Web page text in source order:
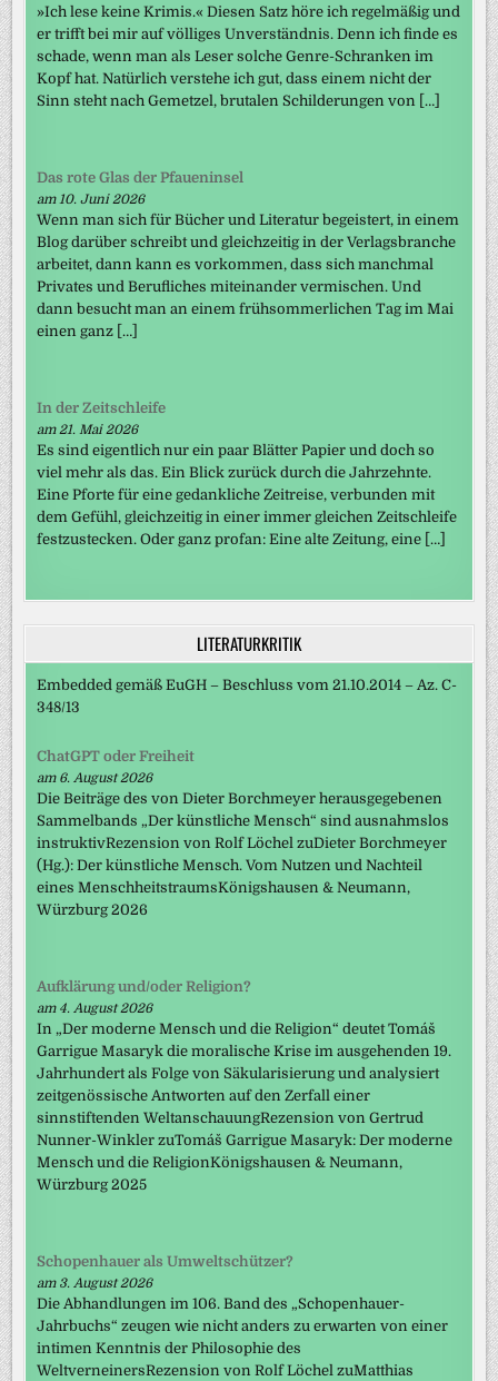
»Ich lese keine Krimis.« Diesen Satz höre ich regelmäßig und
er trifft bei mir auf völliges Unverständnis. Denn ich finde es
schade, wenn man als Leser solche Genre-Schranken im
Kopf hat. Natürlich verstehe ich gut, dass einem nicht der
Sinn steht nach Gemetzel, brutalen Schilderungen von […]
Das rote Glas der Pfaueninsel
am 10. Juni 2026
Wenn man sich für Bücher und Literatur begeistert, in einem
Blog darüber schreibt und gleichzeitig in der Verlagsbranche
arbeitet, dann kann es vorkommen, dass sich manchmal
Privates und Berufliches miteinander vermischen. Und
dann besucht man an einem frühsommerlichen Tag im Mai
einen ganz […]
In der Zeitschleife
am 21. Mai 2026
Es sind eigentlich nur ein paar Blätter Papier und doch so
viel mehr als das. Ein Blick zurück durch die Jahrzehnte.
Eine Pforte für eine gedankliche Zeitreise, verbunden mit
dem Gefühl, gleichzeitig in einer immer gleichen Zeitschleife
festzustecken. Oder ganz profan: Eine alte Zeitung, eine […]
LITERATURKRITIK
Embedded gemäß EuGH – Beschluss vom 21.10.2014 – Az. C-
348/13
ChatGPT oder Freiheit
am 6. August 2026
Die Beiträge des von Dieter Borchmeyer herausgegebenen
Sammelbands „Der künstliche Mensch“ sind ausnahmslos
instruktivRezension von Rolf Löchel zuDieter Borchmeyer
(Hg.): Der künstliche Mensch. Vom Nutzen und Nachteil
eines MenschheitstraumsKönigshausen & Neumann,
Würzburg 2026
Aufklärung und/oder Religion?
am 4. August 2026
In „Der moderne Mensch und die Religion“ deutet Tomáš
Garrigue Masaryk die moralische Krise im ausgehenden 19.
Jahrhundert als Folge von Säkularisierung und analysiert
zeitgenössische Antworten auf den Zerfall einer
sinnstiftenden WeltanschauungRezension von Gertrud
Nunner-Winkler zuTomáš Garrigue Masaryk: Der moderne
Mensch und die ReligionKönigshausen & Neumann,
Würzburg 2025
Schopenhauer als Umweltschützer?
am 3. August 2026
Die Abhandlungen im 106. Band des „Schopenhauer-
Jahrbuchs“ zeugen wie nicht anders zu erwarten von einer
intimen Kenntnis der Philosophie des
WeltverneinersRezension von Rolf Löchel zuMatthias